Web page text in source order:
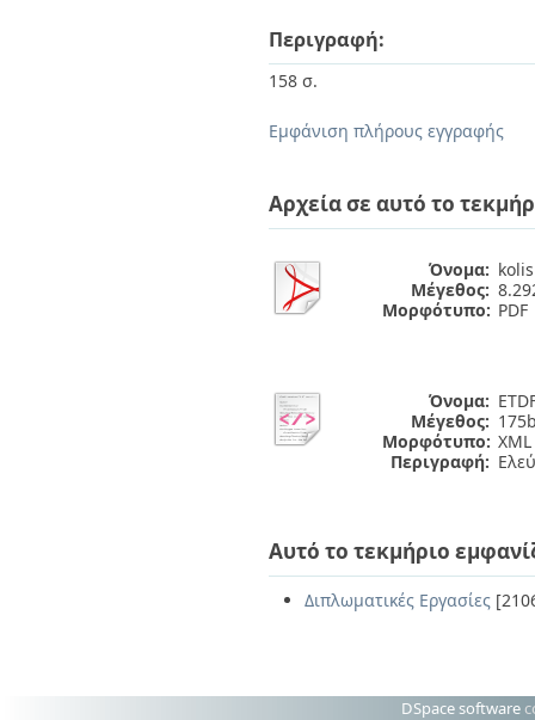
Περιγραφή:
158 σ.
Εμφάνιση πλήρους εγγραφής
Αρχεία σε αυτό το
Όνομα:
Μέγεθος:
Μορφότυπο: PDF
Όνομα:
Μέγεθος:
Μορφότυπο: XML
Περιγραφή:
Αυτό το τεκμήριο
Διπλωματικές Εργασίες
DSpace software